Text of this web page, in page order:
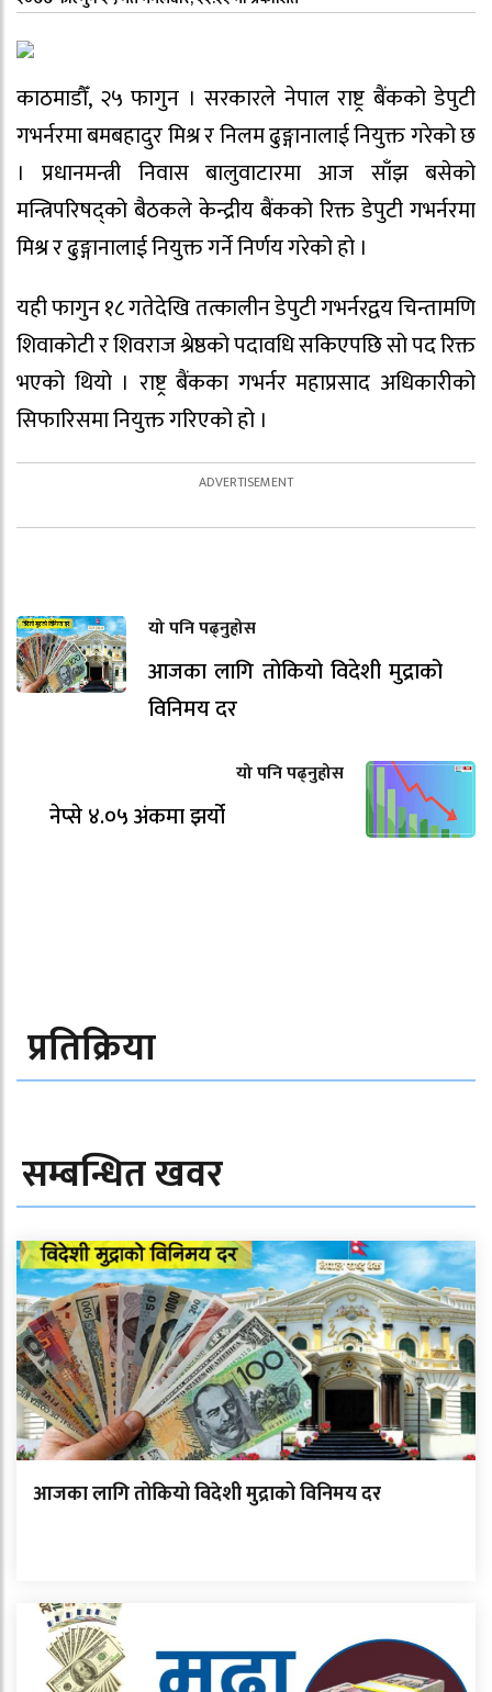
काठमाडौँ, २५ फागुन । सरकारले नेपाल राष्ट्र बैंकको डेपुटी
गभर्नरमा बमबहादुर मिश्र र निलम ढुङ्गानालाई नियुक्त गरेको छ
। प्रधानमन्त्री निवास बालुवाटारमा आज साँझ बसेको
मन्त्रिपरिषद्को बैठकले केन्द्रीय बैंकको रिक्त डेपुटी गभर्नरमा
मिश्र र ढुङ्गानालाई नियुक्त गर्ने निर्णय गरेको हो ।
यही फागुन १८ गतेदेखि तत्कालीन डेपुटी गभर्नरद्वय चिन्तामणि
शिवाकोटी र शिवराज श्रेष्ठको पदावधि सकिएपछि सो पद रिक्त
भएको थियो । राष्ट्र बैंकका गभर्नर महाप्रसाद अधिकारीको
सिफारिसमा नियुक्त गरिएको हो ।
यो पनि पढ्नुहोस
आजका लागि तोकियो विदेशी मुद्राको
विनिमय दर
यो पनि पढ्नुहोस
नेप्से ४.०५ अंकमा झर्यो
प्रतिक्रिया
सम्बन्धित खवर
आजका लागि तोकियो विदेशी मुद्राको विनिमय दर